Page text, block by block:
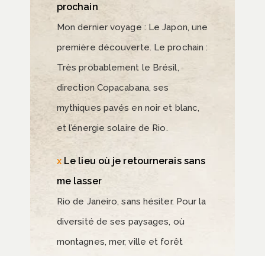
prochain
Mon dernier voyage : Le Japon, une
première découverte. Le prochain :
Très probablement le Brésil,
direction Copacabana, ses
mythiques pavés en noir et blanc,
et l’énergie solaire de Rio.
Le lieu où je retournerais sans
me lasser
Rio de Janeiro, sans hésiter. Pour la
diversité de ses paysages, où
montagnes, mer, ville et forêt